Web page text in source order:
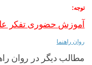
توجه:
آموزش حضوری تفکر
روان راهنما
مطالب دیگر در روان